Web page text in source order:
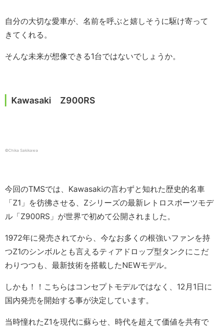
自分の大切な愛車が、名前を呼ぶと嬉しそうに駆け寄って
きてくれる。
そんな未来が想像できる1台ではないでしょうか。
Kawasaki Z900RS
©Chika Sakikawa
今回のTMSでは、Kawasakiの言わずと知れた歴史的名車
「Z1」を彷彿させる、Zシリーズの最新レトロスポーツモデ
ル「Z900RS」が世界で初めて公開されました。
1972年に発売されてから、今なお多くの根強いファンを持
つZ1のシンボルとも言えるティアドロップ型タンクにこだ
わりつつも、最新技術を搭載したNEWモデル。
しかも！！こちらはコンセプトモデルではなく、12月1日に
国内発売を開始する事が決定しています。
当時憧れたZ1を現代に蘇らせ、時代を超えて価値を共有で